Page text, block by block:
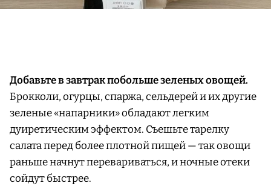
Добавьте в завтрак побольше зеленых овощей.
Брокколи, огурцы, спаржа, сельдерей и их другие
зеленые «напарники» обладают легким
дуиретическим эффектом. Съешьте тарелку
салата перед более плотной пищей — так овощи
раньше начнут перевариваться, и ночные отеки
сойдут быстрее.